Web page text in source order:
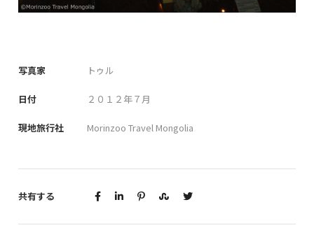
写真家 トゥル
日付 ２０１２年７月
現地旅行社 Morinzoo Travel Mongolia
共有する